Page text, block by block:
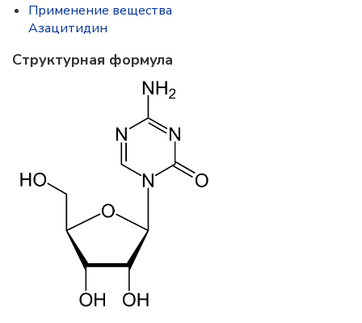
Применение вещества
Азацитидин
Структурная формула